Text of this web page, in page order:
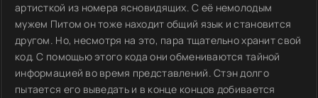
артисткой из номера ясновидящих. С её немолодым
мужем Питом он тоже находит общий язык и становится
другом. Но, несмотря на это, пара тщательно хранит свой
код. С помощью этого кода они обмениваются тайной
информацией во время представлений. Стэн долго
пытается его выведать и в конце концов добивается